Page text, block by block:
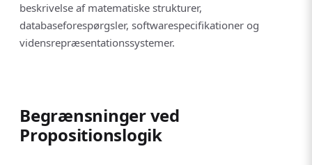
beskrivelse af matematiske strukturer,
databaseforespørgsler, softwarespecifikationer og
vidensrepræsentationssystemer.
Begrænsninger ved
Propositionslogik